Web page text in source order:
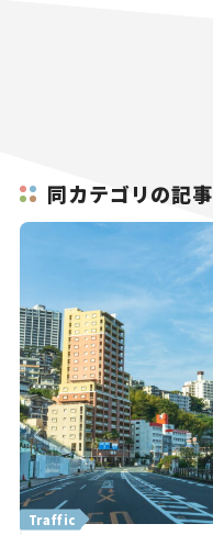
同カテゴリの記事
Traffic